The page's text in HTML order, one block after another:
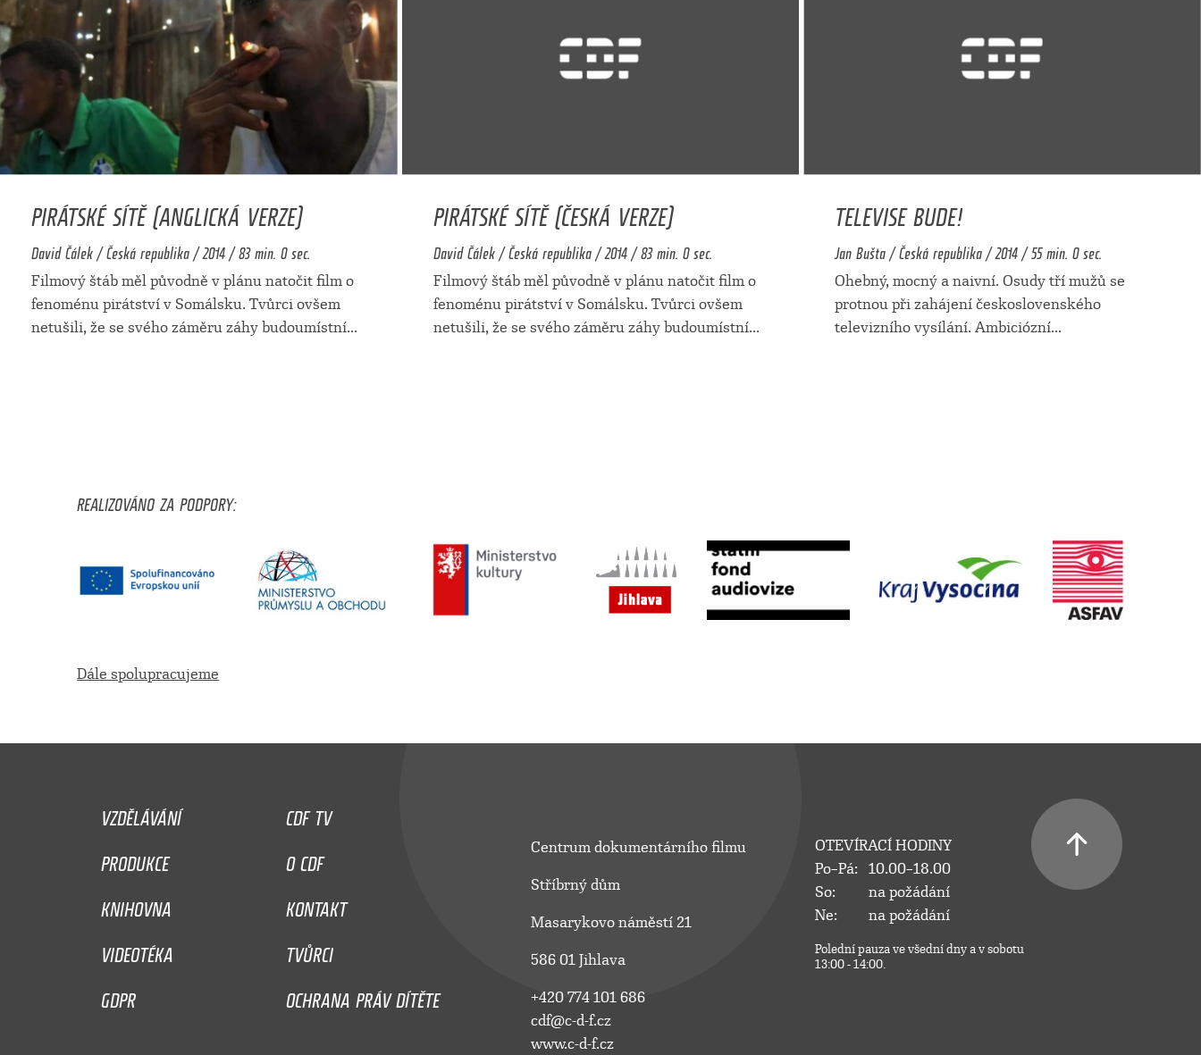
PIRÁTSKÉ SÍTĚ (ANGLICKÁ VERZE)
David Čálek / Česká republika / 2014 / 83 min. 0 sec.
Filmový štáb měl původně v plánu natočit film o
fenoménu pirátství v Somálsku. Tvůrci ovšem
netušili, že se svého záměru záhy budoumístní...
PIRÁTSKÉ SÍTĚ (ČESKÁ VERZE)
David Čálek / Česká republika / 2014 / 83 min. 0 sec.
Filmový štáb měl původně v plánu natočit film o
fenoménu pirátství v Somálsku. Tvůrci ovšem
netušili, že se svého záměru záhy budoumístní...
TELEVISE BUDE!
Jan Bušta / Česká republika / 2014 / 55 min. 0 sec.
Ohebný, mocný a naivní. Osudy tří mužů se
protnou při zahájení československého
televizního vysílání. Ambiciózní...
REALIZOVÁNO ZA PODPORY:
Dále spolupracujeme
VZDĚLÁVÁNÍ
CDF TV
PRODUKCE
O CDF
KNIHOVNA
KONTAKT
VIDEOTÉKA
TVŮRCI
GDPR
OCHRANA PRÁV DÍTĚTE
Centrum dokumentárního filmu
Stříbrný dům
Masarykovo náměstí 21
586 01 Jihlava
+420 774 101 686
cdf@c-d-f.cz
www.c-d-f.cz
OTEVÍRACÍ HODINY
Po–Pá:
10.00–18.00
So:
na požádání
Ne:
na požádání
Polední pauza ve všední dny a v sobotu
13:00 - 14:00.